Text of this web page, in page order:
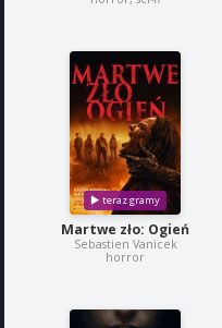
Martwe zło: Ogień
Sebastien Vanicek
horror